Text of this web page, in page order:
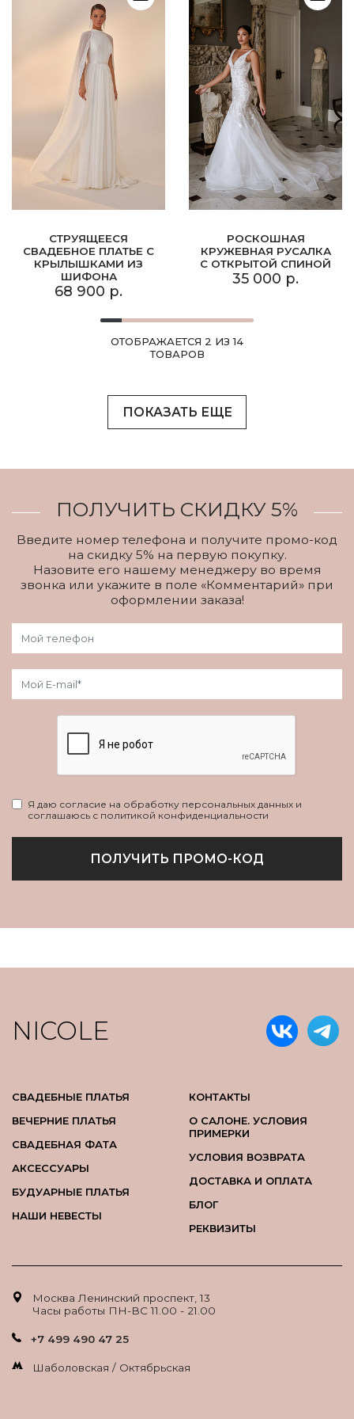
СТРУЯЩЕЕСЯ
СВАДЕБНОЕ ПЛАТЬЕ С
КРЫЛЫШКАМИ ИЗ
ШИФОНА
68 900 р.
РОСКОШНАЯ
КРУЖЕВНАЯ РУСАЛКА
С ОТКРЫТОЙ СПИНОЙ
35 000 р.
ОТОБРАЖАЕТСЯ 2 ИЗ 14
ТОВАРОВ
ПОКАЗАТЬ ЕЩЕ
ПОЛУЧИТЬ СКИДКУ 5%
Введите номер телефона и получите промо-код
на скидку 5% на первую покупку.
Назовите его нашему менеджеру во время
звонка или укажите в поле «Комментарий» при
оформлении заказа!
Я даю согласие на обработку персональных данных и
соглашаюсь с политикой конфиденциальности
ПОЛУЧИТЬ ПРОМО-КОД
NICOLE
СВАДЕБНЫЕ ПЛАТЬЯ
ВЕЧЕРНИЕ ПЛАТЬЯ
СВАДЕБНАЯ ФАТА
АКСЕССУАРЫ
БУДУАРНЫЕ ПЛАТЬЯ
НАШИ НЕВЕСТЫ
КОНТАКТЫ
О САЛОНЕ. УСЛОВИЯ
ПРИМЕРКИ
УСЛОВИЯ ВОЗВРАТА
ДОСТАВКА И ОПЛАТА
БЛОГ
РЕКВИЗИТЫ
Москва Ленинский проспект, 13
Часы работы ПН-ВС 11.00 - 21.00
+7 499 490 47 25
Шаболовская / Октябрьская